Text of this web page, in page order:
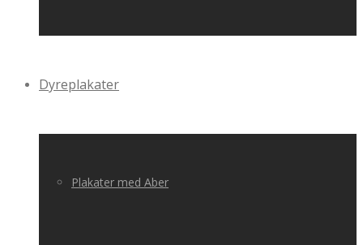
Dyreplakater
Plakater med Aber